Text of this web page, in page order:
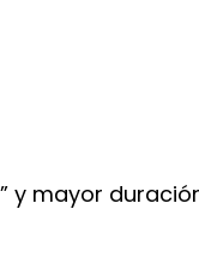
y mayor